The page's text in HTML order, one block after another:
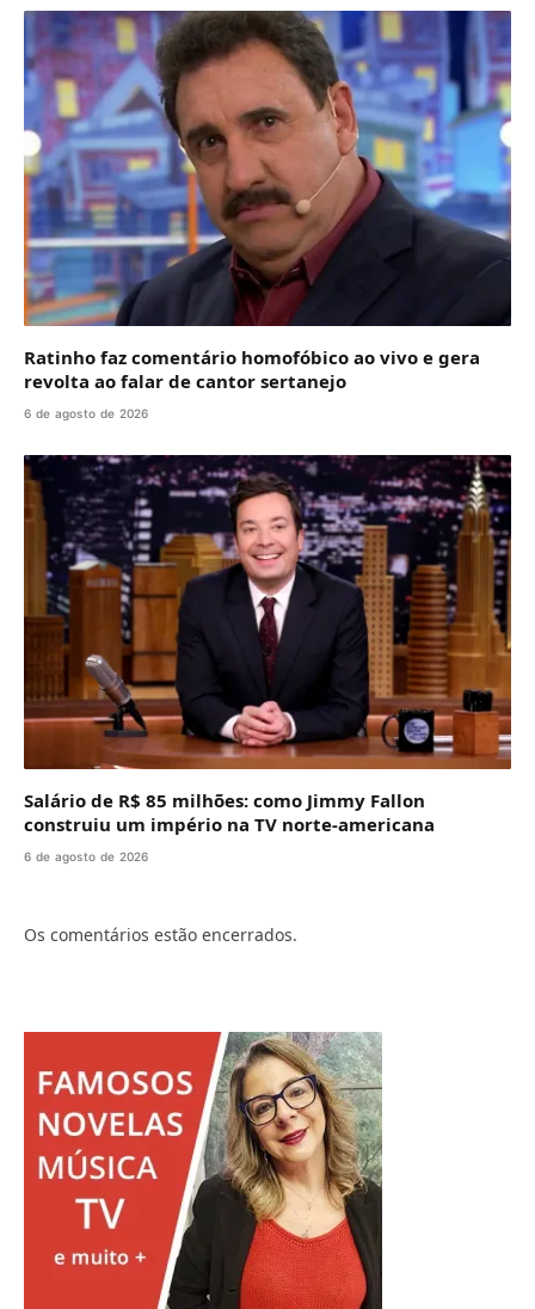
Ratinho faz comentário homofóbico ao vivo e gera
revolta ao falar de cantor sertanejo
6 de agosto de 2026
Salário de R$ 85 milhões: como Jimmy Fallon
construiu um império na TV norte-americana
6 de agosto de 2026
Os comentários estão encerrados.